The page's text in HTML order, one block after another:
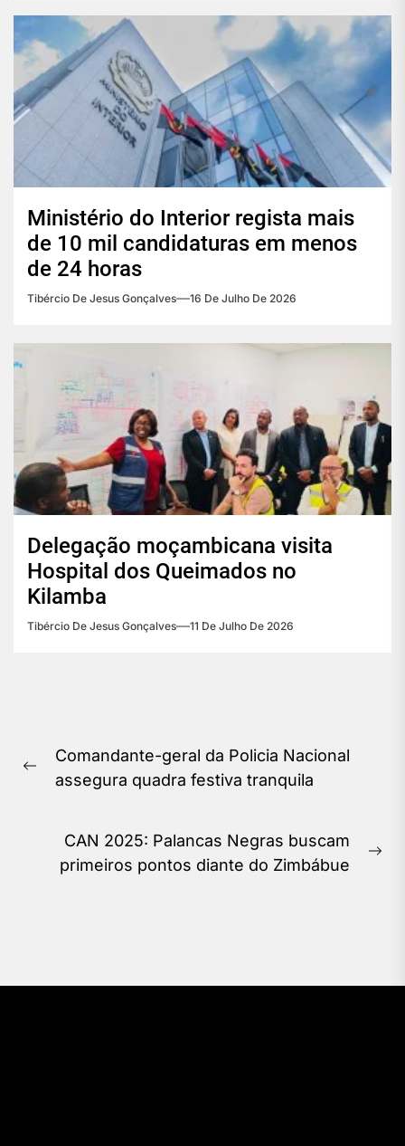
Ministério do Interior regista mais
de 10 mil candidaturas em menos
de 24 horas
Tibércio De Jesus Gonçalves 16 De Julho De 2026
Delegação moçambicana visita
Hospital dos Queimados no
Kilamba
Tibércio De Jesus Gonçalves 11 De Julho De 2026
de
Post
Previous
Comandante-geral da Policia Nacional
assegura quadra festiva tranquila
CAN 2025: Palancas Negras buscam
primeiros pontos diante do Zimbábue